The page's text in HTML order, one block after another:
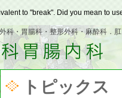
to "break". Did you mean to
科・胃腸科・整形外科・麻酔科．
トピックス